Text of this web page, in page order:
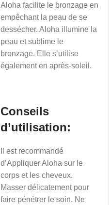
Aloha facilite le bronzage en
empêchant la peau de se
dessécher. Aloha illumine la
peau et sublime le
bronzage. Elle s’utilise
également en après-soleil.
Conseils
d’utilisation:
Il est recommandé
d’Appliquer Aloha sur le
corps et les cheveux.
Masser délicatement pour
faire pénétrer le soin. Ne